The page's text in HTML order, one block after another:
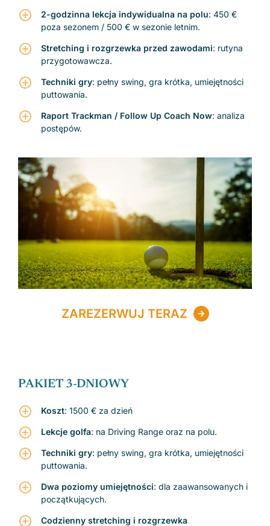
2-godzinna lekcja indywidualna na polu: 450 €
poza sezonem / 500 € w sezonie letnim.
Stretching i rozgrzewka przed zawodami: rutyna
przygotowawcza.
Techniki gry: pełny swing, gra krótka, umiejętności
puttowania.
Raport Trackman / Follow Up Coach Now: analiza
postępów.
ZAREZERWUJ TERAZ
PAKIET 3-DNIOWY
Koszt: 1500 € za dzień
Lekcje golfa: na Driving Range oraz na polu.
Techniki gry: pełny swing, gra krótka, umiejętności
puttowania.
Dwa poziomy umiejętności: dla zaawansowanych i
początkujących.
Codzienny stretching i rozgrzewka